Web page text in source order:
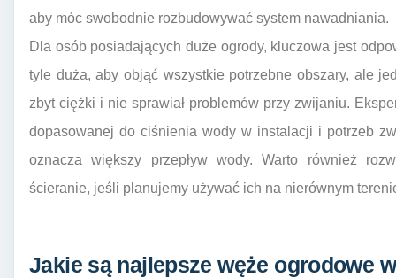
aby móc swobodnie rozbudowywać system nawadniania.
Dla osób posiadających duże ogrody, kluczowa jest
tyle duża, aby objąć wszystkie potrzebne obszary, ale
zbyt ciężki i nie sprawiał problemów przy zwijaniu.
dopasowanej do ciśnienia wody w instalacji i potrzeb
oznacza większy przepływ wody. Warto również
ścieranie, jeśli planujemy używać ich na nierównym
Jakie są najlepsze węże ogrodowe